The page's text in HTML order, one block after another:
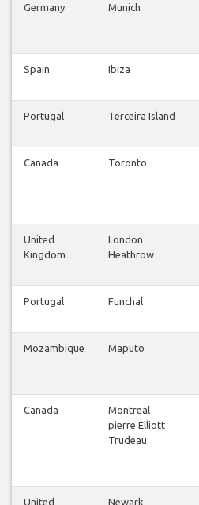
Germany Munich
Spain Ibiza
Portugal Terceira Island
Canada Toronto
United
Kingdom
London
Heathrow
Portugal Funchal
Mozambique Maputo
Canada
Montreal
pierre Elliott
Trudeau
United
Newark